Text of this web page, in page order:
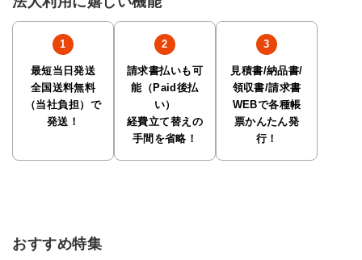
最短当日発送
全国送料無料
（当社負担）で
発送！
請求書払いも可
能（Paid後払
い）
経費立て替えの
手間を省略！
見積書/納品書/
領収書/請求書
WEBで各種帳
票かんたん発
行！
おすすめ特集